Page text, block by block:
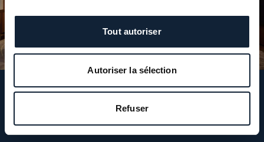
Tout autoriser
Autoriser la sélection
Refuser
Suivez-nous